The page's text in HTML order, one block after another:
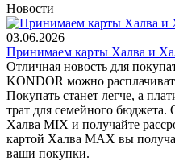
Новости
03.06.2026
Принимаем карты Халва и
Отличная новость для
KONDOR можно
Покупать станет легче, а
трат для семейного бюджета.
Халва MIX и получайте
картой Халва MАХ вы
ваши покупки.